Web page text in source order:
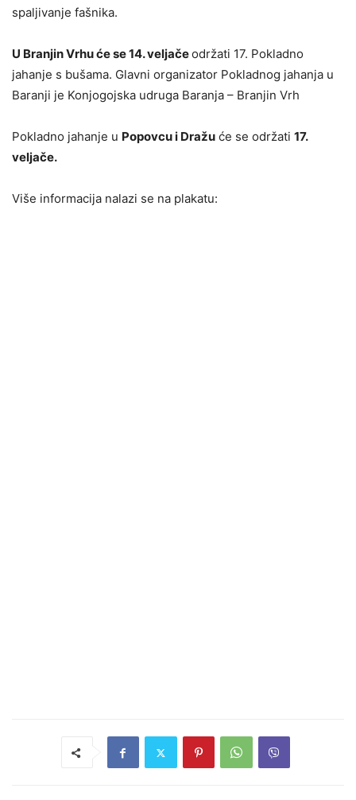
spaljivanje fašnika.
U Branjin Vrhu će se 14. veljačeodržati 17. Pokladno
jahanje s bušama. Glavni organizator Pokladnog jahanja u
Baranji je Konjogojska udruga Baranja – Branjin Vrh
Pokladno jahanje u Popovcu i Dražu će se održati 17.
veljače.
Više informacija nalazi se na plakatu: